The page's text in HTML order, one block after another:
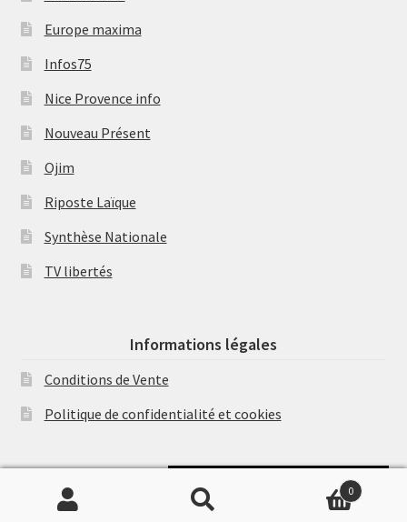
Europe maxima
Infos75
Nice Provence info
Nouveau Présent
Ojim
Riposte Laïque
Synthèse Nationale
TV libertés
Informations légales
Conditions de Vente
Politique de confidentialité et cookies
Recherche
Recherche
0
Soutenir Philippe Randa